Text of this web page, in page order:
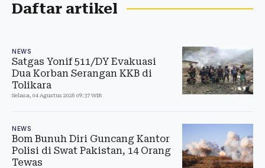
Daftar artikel
NEWS
Satgas Yonif 511/DY Evakuasi
Dua Korban Serangan KKB di
Tolikara
Selasa, 04 Agustus 2026 09:37 WIB
NEWS
Bom Bunuh Diri Guncang Kantor
Polisi di Swat Pakistan, 14 Orang
Tewas